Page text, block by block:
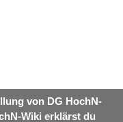
von DG HochN-
Wiki erklärst du